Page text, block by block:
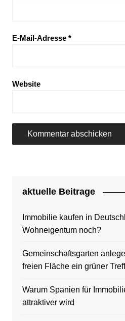
E-Mail-Adresse *
Website
aktuelle Beitrage
Immobilie kaufen in
Wohneigentum noch?
Gemeinschaftsgarten
freien Fläche ein grüner
Warum Spanien für
attraktiver wird